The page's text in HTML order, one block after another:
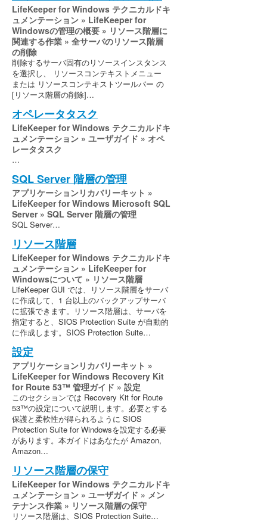
LifeKeeper for Windows テクニカルドキ
ュメンテーション » LifeKeeper for
Windowsの管理の概要 » リソース階層に
関連する作業 » 全サーバのリソース階層
の削除
削除するサーバ固有のリソースインスタンス
を選択し、 リソースコンテキストメニュー
または リソースコンテキストツールバー の
[リソース階層の削除]…
オペレータタスク
LifeKeeper for Windows テクニカルドキ
ュメンテーション » ユーザガイド » オペ
レータタスク
…
SQL Server 階層の管理
アプリケーションリカバリーキット »
LifeKeeper for Windows Microsoft SQL
Server » SQL Server 階層の管理
SQL Server…
リソース階層
LifeKeeper for Windows テクニカルドキ
ュメンテーション » LifeKeeper for
Windowsについて » リソース階層
LifeKeeper GUI では、リソース階層をサーバ
に作成して、1 台以上のバックアップサーバ
に拡張できます。リソース階層は、サーバを
指定すると、SIOS Protection Suite が自動的
に作成します。SIOS Protection Suite…
設定
アプリケーションリカバリーキット »
LifeKeeper for Windows Recovery Kit
for Route 53™ 管理ガイド » 設定
このセクションでは Recovery Kit for Route
53™の設定について説明します。必要とする
保護と柔軟性が得られるように SIOS
Protection Suite for Windowsを設定する必要
があります。本ガイドはあなたが Amazon,
Amazon…
リソース階層の保守
LifeKeeper for Windows テクニカルドキ
ュメンテーション » ユーザガイド » メン
テナンス作業 » リソース階層の保守
リソース階層は、SIOS Protection Suite…